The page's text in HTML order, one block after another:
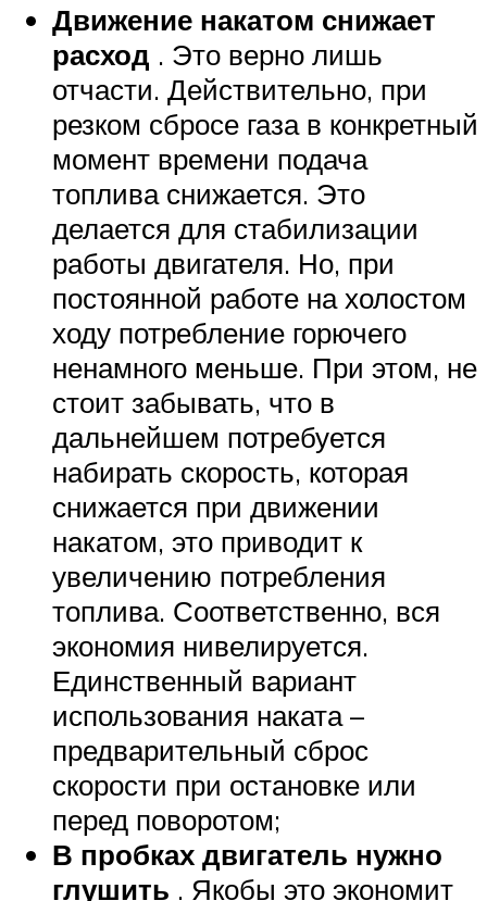
Движение накатом снижает
расход . Это верно лишь
отчасти. Действительно, при
резком сбросе газа в конкретный
момент времени подача
топлива снижается. Это
делается для стабилизации
работы двигателя. Но, при
постоянной работе на холостом
ходу потребление горючего
ненамного меньше. При этом, не
стоит забывать, что в
дальнейшем потребуется
набирать скорость, которая
снижается при движении
накатом, это приводит к
увеличению потребления
топлива. Соответственно, вся
экономия нивелируется.
Единственный вариант
использования наката –
предварительный сброс
скорости при остановке или
перед поворотом;
В пробках двигатель нужно
глушить . Якобы это экономит